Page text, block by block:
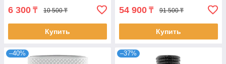
6 300 ₸ 10 500 ₸
Купить
54 900 ₸ 91 500 ₸
Купить
–40% –37%